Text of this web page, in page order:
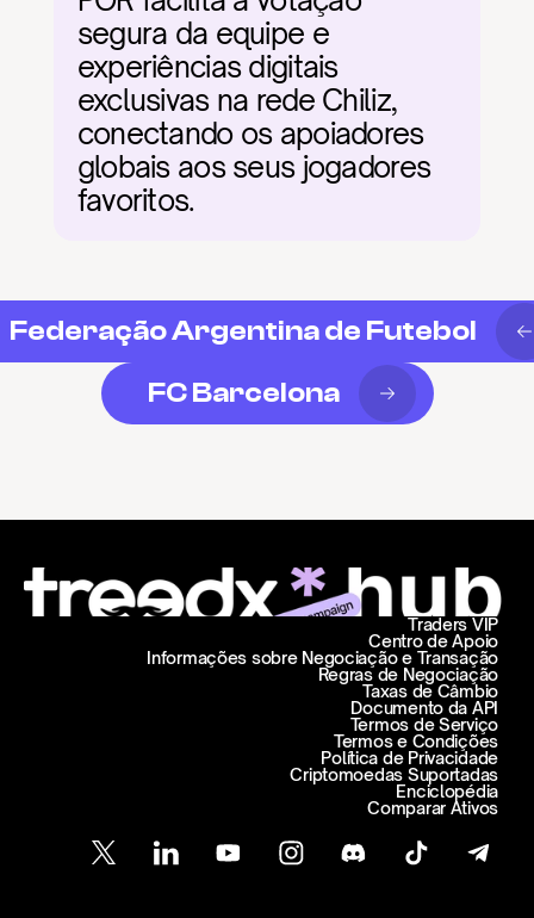
segura da equipe e
experiências digitais
exclusivas na rede Chiliz,
conectando os apoiadores
globais aos seus jogadores
favoritos.
Federação Argentina de Futebol
FC Barcelona
Centro de Apoio
Informações sobre Negociação e Transação
Traders VIP
Regras de Negociação
Taxas de Câmbio
Documento da API
Termos de Serviço
Termos e Condições
Política de Privacidade
Criptomoedas Suportadas
Enciclopédia
Comparar Ativos